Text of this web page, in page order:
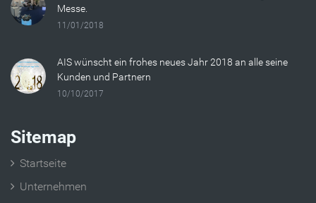
Messe.
11/01/2018
AIS wünscht ein frohes neues Jahr 2018 an alle seine
Kunden und Partnern
10/10/2017
Sitemap
Startseite
Unternehmen